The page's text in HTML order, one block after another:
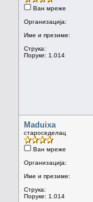
Ван мреже
Организација:
Име и презиме:
Струка:
Поруке: 1.014
Maduixa
староседелац
Ван мреже
Организација:
Име и презиме:
Струка:
Поруке: 1.014